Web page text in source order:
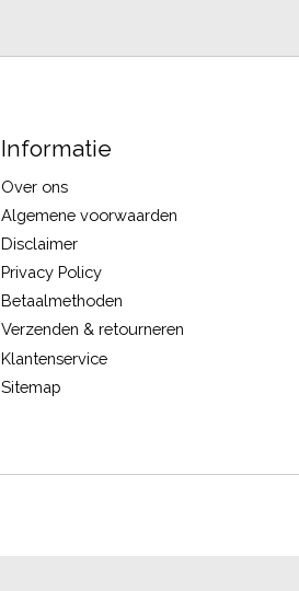
Informatie
Over ons
Algemene voorwaarden
Disclaimer
Privacy Policy
Betaalmethoden
Verzenden & retourneren
Klantenservice
Sitemap